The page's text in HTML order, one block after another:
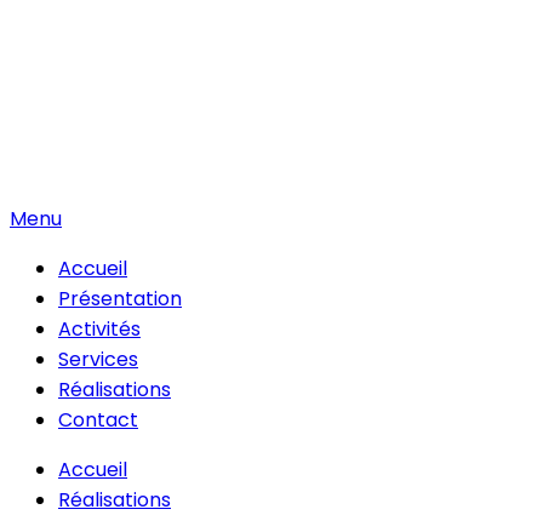
Menu
Accueil
Présentation
Activités
Services
Réalisations
Contact
Accueil
Réalisations